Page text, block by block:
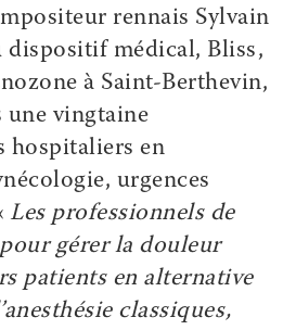
rennais Sylvain
dispositif médical, Bliss,
à Saint-Berthevin,
une vingtaine
hospitaliers en
urgences
Les professionnels de
gérer la douleur
patients en alternative
classiques,